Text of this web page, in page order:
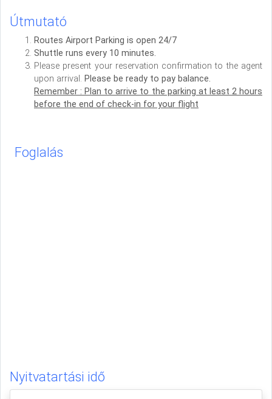
Útmutató
Routes Airport Parking is open 24/7
Shuttle runs every 10 minutes.
Please present your reservation confirmation to the agent
upon arrival. Please be ready to pay balance.
Remember : Plan to arrive to the parking at least 2 hours
before the end of check-in for your flight
Foglalás
Nyitvatartási idő